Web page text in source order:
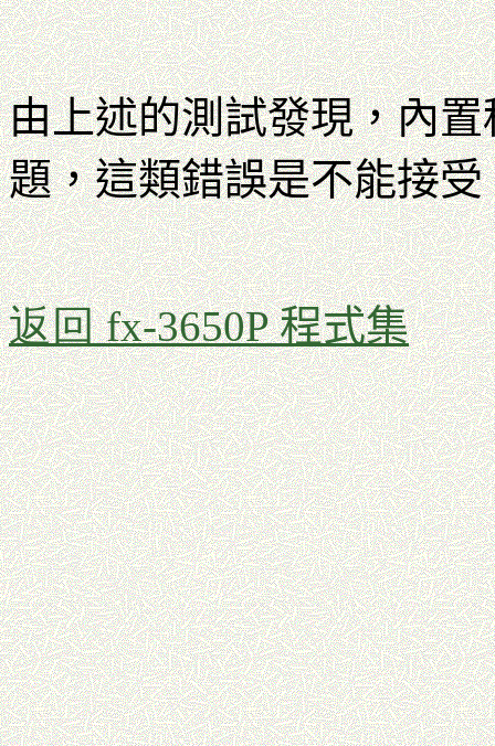
由上述的測試發現，內
題，這類錯誤是不能接受
返回fx-3650P 程式集